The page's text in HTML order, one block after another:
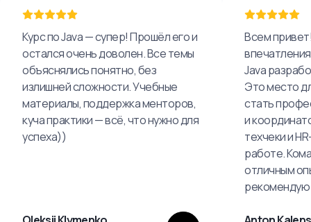
Курс по Java — супер! Прошёл его и
остался очень доволен. Все темы
объяснялись понятно, без
излишней сложности. Учебные
материалы, поддержка менторов,
куча практики — всё, что нужно для
успеха))
Всем
Java
Это место
стать
и
техчеки и
работе.
отличным
рекомендую